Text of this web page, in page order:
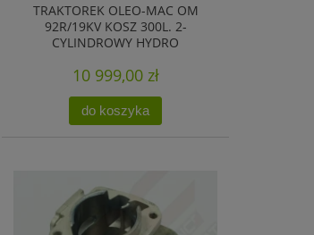
TRAKTOREK OLEO-MAC OM
92R/19KV KOSZ 300L. 2-
CYLINDROWY HYDRO
10 999,00 zł
do koszyka